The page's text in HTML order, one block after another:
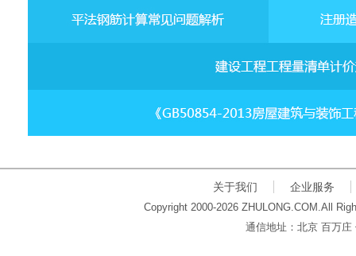
关于我们 企业服务
Copyright 2000-2026 ZHULONG.COM.All
通信地址：北京 百万